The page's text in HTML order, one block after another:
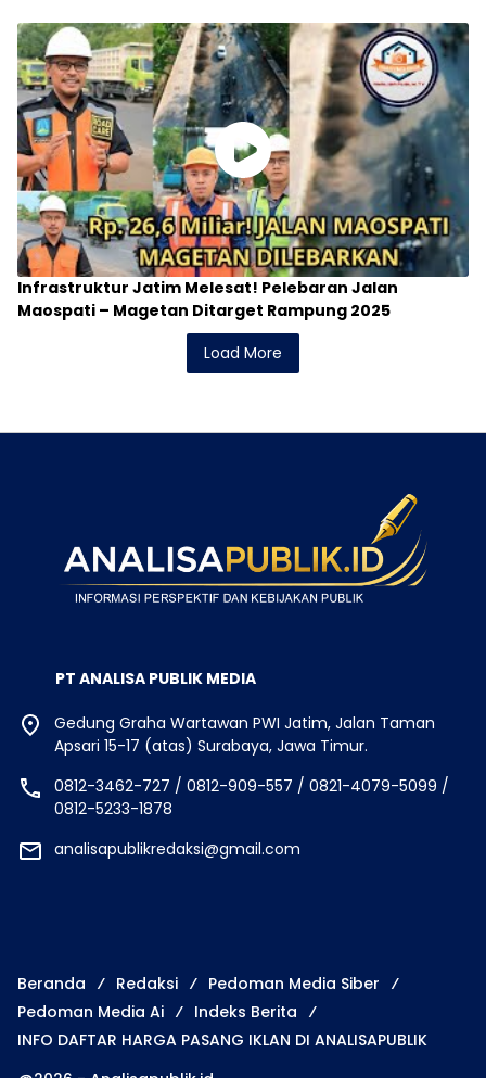
Infrastruktur Jatim Melesat! Pelebaran Jalan
Maospati – Magetan Ditarget Rampung 2025
Load More
PT ANALISA PUBLIK MEDIA
Gedung Graha Wartawan PWI Jatim, Jalan Taman
Apsari 15-17 (atas) Surabaya, Jawa Timur.
0812-3462-727 / 0812-909-557 / 0821-4079-5099 /
0812-5233-1878
analisapublikredaksi@gmail.com
Beranda Redaksi
Pedoman Media Siber
Pedoman Media Ai
Indeks Berita
INFO DAFTAR HARGA PASANG IKLAN DI ANALISAPUBLIK